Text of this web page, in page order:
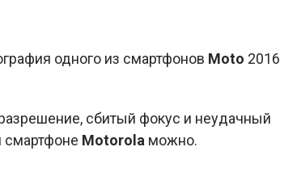
одного из смартфонов Moto 2016
сбитый фокус и неудачный
смартфоне Motorola можно.